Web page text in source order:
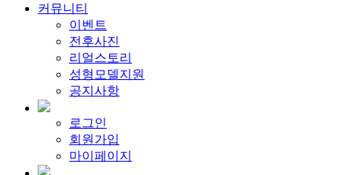
커뮤니티
이벤트
전후사진
리얼스토리
성형모델지원
공지사항
로그인
회원가입
마이페이지